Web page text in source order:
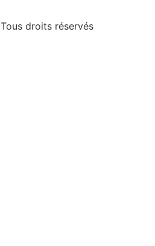
Tous droits réservés